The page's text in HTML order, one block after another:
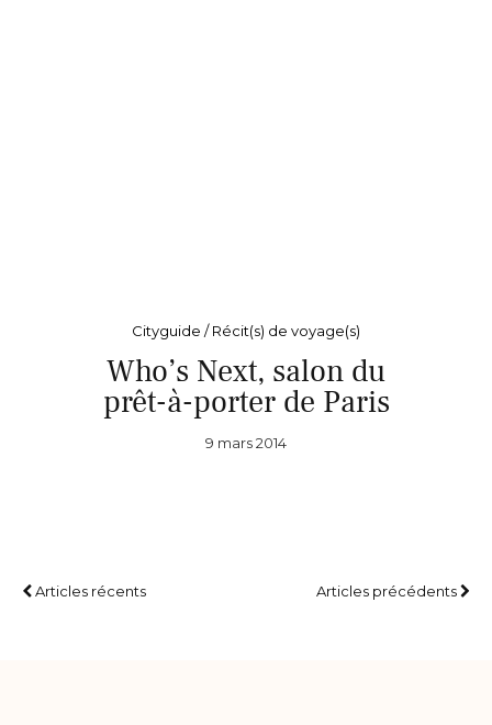
Cityguide / Récit(s) de voyage(s)
Who’s Next, salon du
prêt-à-porter de Paris
9 mars 2014
Articles récents Articles précédents